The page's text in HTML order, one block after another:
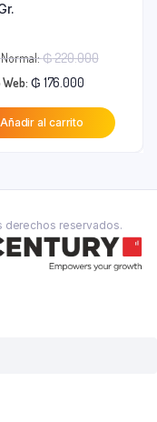
₲220.000El
original
era:
₲ 176.000El
precio
actual
Añadir al carrito
derechos reservados.